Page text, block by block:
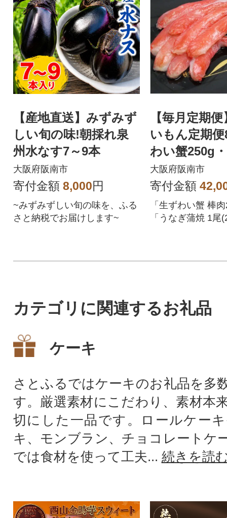
【産地直送】みずみず
しい旬の味!朝採れ泉
州水なす7～9本
大阪府阪南市
寄付金額 8,000円
~みずみずしい旬の味を、ふる
さと納税でお届けします~
【毎月定期
いもん定期
わい蟹250g
蒲焼1尾・ロ
ーフ200g全3
大阪府阪南市
寄付金額
「生ずわい蟹 棒
「うなぎ蒲焼 1尾
カテゴリに関連するお礼品
ケーキ
さとふるではケーキのお礼品を多
す。厳選素材にこだわり、素材本
切にした一品です。ロールケー
キ、モンブラン、チョコレートケ
では食材を使って工夫... 続きを読